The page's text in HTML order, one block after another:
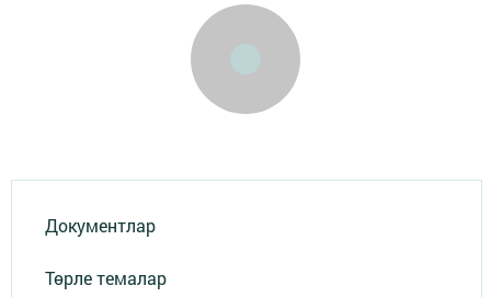
Документлар
Төрле темалар